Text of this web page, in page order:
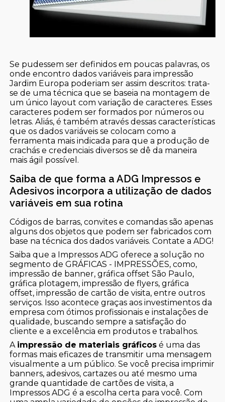
Se pudessem ser definidos em poucas palavras, os
onde encontro dados variáveis para impressão
Jardim Europa poderiam ser assim descritos: trata-
se de uma técnica que se baseia na montagem de
um único layout com variação de caracteres. Esses
caracteres podem ser formados por números ou
letras. Aliás, é também através dessas características
que os dados variáveis se colocam como a
ferramenta mais indicada para que a produção de
crachás e credenciais diversos se dê da maneira
mais ágil possível.
Saiba de que forma a ADG Impressos e
Adesivos incorpora a utilização de dados
variáveis em sua rotina
Códigos de barras, convites e comandas são apenas
alguns dos objetos que podem ser fabricados com
base na técnica dos dados variáveis. Contate a ADG!
Saiba que a Impressos ADG oferece a solução no
segmento de GRÁFICAS - IMPRESSÕES, como,
impressão de banner, gráfica offset São Paulo,
gráfica plotagem, impressão de flyers, gráfica
offset, impressão de cartão de visita, entre outros
serviços. Isso acontece graças aos investimentos da
empresa com ótimos profissionais e instalações de
qualidade, buscando sempre a satisfação do
cliente e a excelência em produtos e trabalhos.
A impressão de materiais gráficos é uma das
formas mais eficazes de transmitir uma mensagem
visualmente a um público. Se você precisa imprimir
banners, adesivos, cartazes ou até mesmo uma
grande quantidade de cartões de visita, a
Impressos ADG é a escolha certa para você. Com